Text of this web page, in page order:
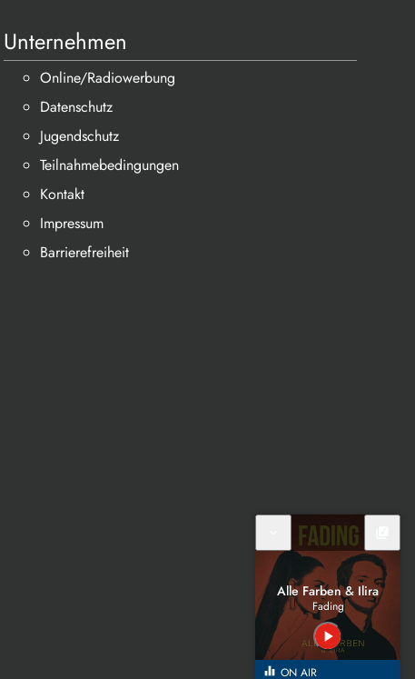
Unternehmen
Online/Radiowerbung
Datenschutz
Jugendschutz
Teilnahmebedingungen
Kontakt
Impressum
Barrierefreiheit
Alle Farben & Ilira
Fading
play_arrow
equalizer ON AIR